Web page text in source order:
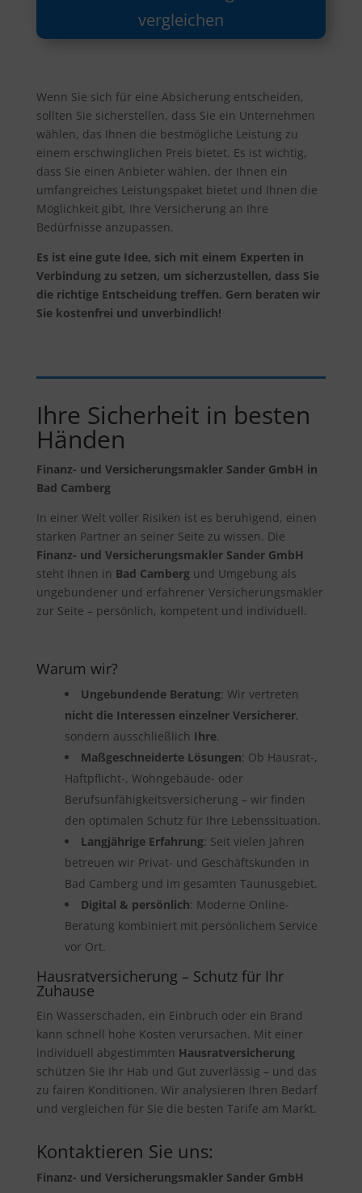
vergleichen
Wenn Sie sich für eine Absicherung entscheiden,
sollten Sie sicherstellen, dass Sie ein Unternehmen
wählen, das Ihnen die bestmögliche Leistung zu
einem erschwinglichen Preis bietet. Es ist wichtig,
dass Sie einen Anbieter wählen, der Ihnen ein
umfangreiches Leistungspaket bietet und Ihnen die
Möglichkeit gibt, Ihre Versicherung an Ihre
Bedürfnisse anzupassen.
Es ist eine gute Idee, sich mit einem Experten in
Verbindung zu setzen, um sicherzustellen, dass Sie
die richtige Entscheidung treffen. Gern beraten wir
Sie kostenfrei und unverbindlich!
Ihre Sicherheit in besten
Händen
Finanz- und Versicherungsmakler Sander GmbH in
Bad Camberg
In einer Welt voller Risiken ist es beruhigend, einen
starken Partner an seiner Seite zu wissen. Die
Finanz- und Versicherungsmakler Sander GmbH
steht Ihnen in Bad Cambergund Umgebung als
ungebundener und erfahrener Versicherungsmakler
zur Seite – persönlich, kompetent und individuell.
Warum wir?
Ungebundende Beratung: Wir vertreten
nicht die Interessen einzelner Versicherer,
sondern ausschließlich Ihre.
Maßgeschneiderte Lösungen: Ob Hausrat-,
Haftpflicht-, Wohngebäude- oder
Berufsunfähigkeitsversicherung – wir finden
den optimalen Schutz für Ihre Lebenssituation.
Langjährige Erfahrung: Seit vielen Jahren
betreuen wir Privat- und Geschäftskunden in
Bad Camberg und im gesamten Taunusgebiet.
Digital & persönlich: Moderne Online-
Beratung kombiniert mit persönlichem Service
vor Ort.
Hausratversicherung – Schutz für Ihr
Zuhause
Ein Wasserschaden, ein Einbruch oder ein Brand
kann schnell hohe Kosten verursachen. Mit einer
individuell abgestimmten Hausratversicherung
schützen Sie Ihr Hab und Gut zuverlässig – und das
zu fairen Konditionen. Wir analysieren Ihren Bedarf
und vergleichen für Sie die besten Tarife am Markt.
Kontaktieren Sie uns:
Finanz- und Versicherungsmakler Sander GmbH